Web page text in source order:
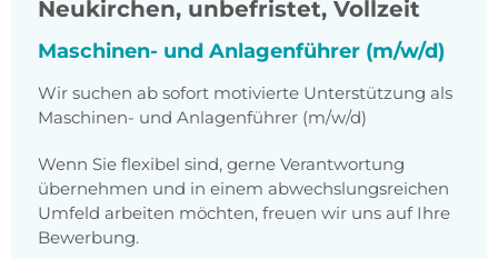
Neukirchen, unbefristet, Vollzeit
Maschinen- und Anlagenführer (m/w/d)
Wir suchen ab sofort motivierte Unterstützung als
Maschinen- und Anlagenführer (m/w/d)
Wenn Sie flexibel sind, gerne Verantwortung
übernehmen und in einem abwechslungsreichen
Umfeld arbeiten möchten, freuen wir uns auf Ihre
Bewerbung.